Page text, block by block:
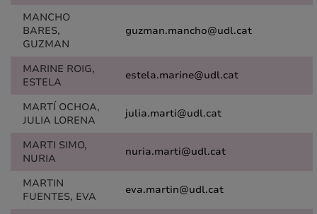
MANCHO
BARES,
GUZMAN
guzman.mancho@udl.cat
MARINE ROIG,
ESTELA
estela.marine@udl.cat
MARTÍ OCHOA,
JULIA LORENA
julia.marti@udl.cat
MARTI SIMO,
NURIA
nuria.marti@udl.cat
MARTIN
FUENTES, EVA
eva.martin@udl.cat